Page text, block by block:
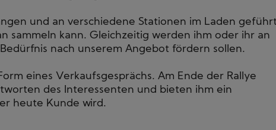
und an verschiedene Stationen im Laden
sammeln kann. Gleichzeitig werden ihm oder ihr an
nach unserem Angebot fördern sollen.
eines Verkaufsgesprächs. Am Ende der Rallye
des Interessenten und bieten ihm ein
heute Kunde wird.